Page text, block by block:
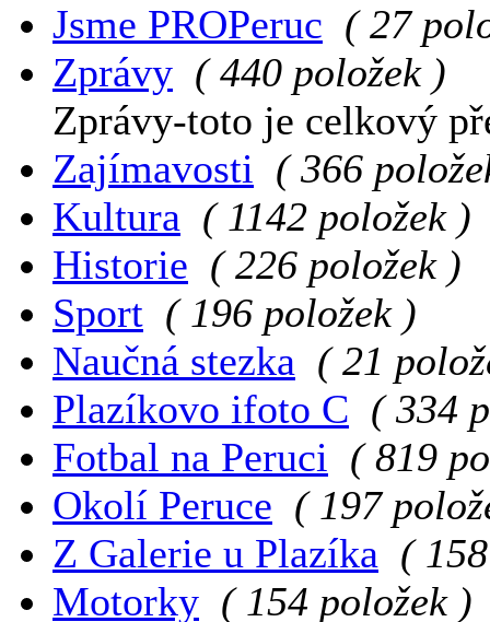
Jsme PROPeruc ( 27
Zprávy ( 440 položek )
Zprávy-toto je celkový
Zajímavosti ( 366
Kultura ( 1142 položek )
Historie ( 226 položek )
Sport ( 196 položek )
Naučná stezka ( 21
Plazíkovo ifoto C ( 334
Fotbal na Peruci ( 819
Okolí Peruce ( 197
Z Galerie u Plazíka (
Motorky ( 154 položek )